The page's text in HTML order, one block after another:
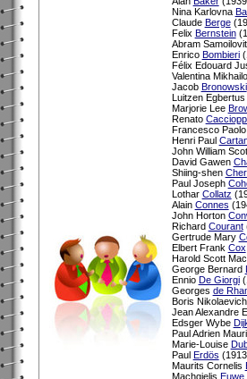
Nina Karlovna
Claude Berge
Felix Bernstein
Abram
Enrico Bombieri
Félix Edouard
Valentina
Jacob Bronowski
Luitzen
Marjorie Lee
Renato
Francesco Paolo
Henri Paul
John William
David Gawen
Shiing-shen
Paul Joseph
Lothar Collatz
Alain Connes
John Horton
Richard Courant
Gertrude Mary
Elbert Frank Cox
Harold Scott
George Bernard
Ennio De Giorgi
Georges de
Boris Nikolaevich
Jean Alexandre
Edsger Wybe
Paul Adrien
Marie-Louise
Paul Erdös
Maurits Cornelis
Machgielis Euwe